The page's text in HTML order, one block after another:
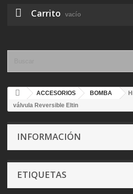
Carrito vacío
ACCESORIOS BOMBA
válvula Reversible Eltin
INFORMACIÓN
ETIQUETAS